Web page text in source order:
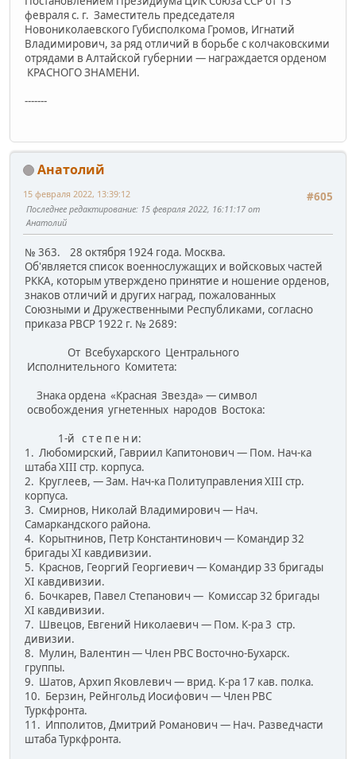
февраля с. г. Заместитель председателя
Новониколаевского Губисполкома Громов, Игнатий
Владимирович, за ряд отличий в борьбе с колчаковскими
отрядами в Алтайской губернии — награждается орденом
КРАСНОГО ЗНАМЕНИ.
-------
Анатолий
#605
15 февраля 2022, 13:39:12
Последнее редактирование: 15 февраля 2022, 16:11:17 от
Анатолий
№ 363. 28 октября 1924 года. Москва.
Об'является список военнослужащих и войсковых частей
РККА, которым утверждено принятие и ношение орденов,
знаков отличий и других наград, пожалованных
Союзными и Дружественными Рес­публиками, согласно
приказа РВСР 1922 г. № 2689:
От Всебухарского Центрального
Исполнительного Комитета:
Знака ордена «Красная Звезда» — символ
освобождения угнетенных народов Востока:
1-й с т е п е н и:
1. Любомирский, Гавриил Капитонович — Пом. Нач-ка
штаба XIII стр. корпуса.
2. Круглеев, — Зам. Нач-ка Политуправления XIII стр.
корпуса.
3. Смирнов, Николай Владимирович — Нач.
Самаркандского района.
4. Корытнинов, Петр Константинович — Командир 32
бригады XI кавдивизии.
5. Краснов, Георгий Георгиевич — Командир 33 бригады
XI кавдивизии.
6. Бочкарев, Павел Степанович — Комиссар 32 бригады
XI кавдивизии.
7. Швецов, Евгений Николаевич — Пом. К-ра 3 стр.
дивизии.
8. Мулин, Валентин — Член РВС Восточно-Бухарск.
группы.
9. Шатов, Архип Яковлевич — врид. К-ра 17 кав. полка.
10. Берзин, Рейнгольд Иосифович — Член РВС
Туркфронта.
11. Ипполитов, Дмитрий Романович — Нач. Разведчасти
штаба Туркфронта.